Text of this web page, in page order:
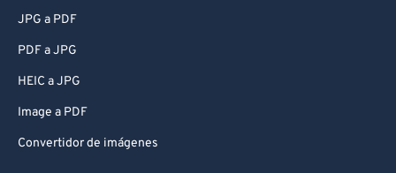
JPG a PDF
PDF a JPG
HEIC a JPG
Image a PDF
Convertidor de imágenes